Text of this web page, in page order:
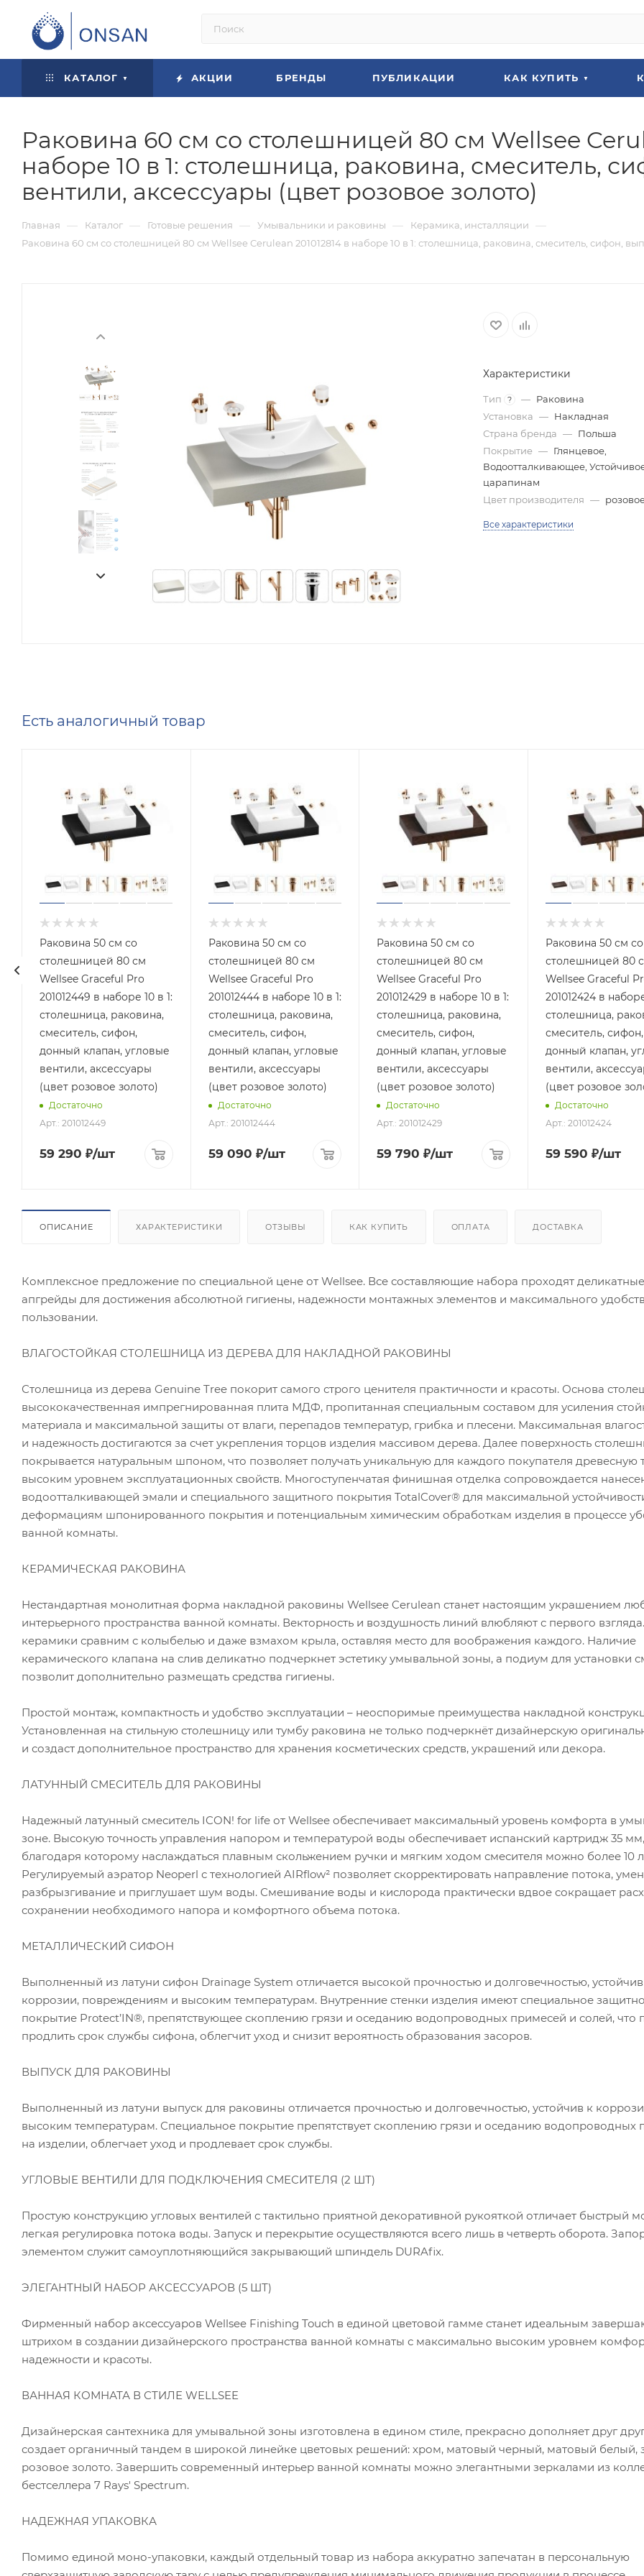
КАТАЛОГ АКЦИИ БРЕНДЫ ПУБЛИКАЦИИ КАК КУПИТЬ
Раковина 60 см со столешницей 80 см Wellsee
наборе 10 в 1: столешница, раковина, смеситель,
вентили, аксессуары (цвет розовое золото)
Главная — Каталог — Готовые решения — Умывальники и раковины — Керамика, инсталляции —
Раковина 60 см со столешницей 80 см Wellsee Cerulean 201012814 в наборе 10 в 1: столешница, раковина, смеситель, сифон,
Характеристики
Тип ? — Раковина
Установка — Накладная
Страна бренда — Польша
Покрытие — Глянцевое,
Водоотталкивающее,
царапинам
Цвет производителя —
Все характеристики
Есть аналогичный товар
Раковина 50 см со
столешницей 80 см
Wellsee Graceful Pro
201012449 в наборе 10 в 1:
столешница, раковина,
смеситель, сифон,
донный клапан, угловые
вентили, аксессуары
(цвет розовое золото)
Достаточно
Арт.: 201012449
59 290 ₽/шт
Раковина 50 см со
столешницей 80 см
Wellsee Graceful Pro
201012444 в наборе 10 в 1:
столешница, раковина,
смеситель, сифон,
донный клапан, угловые
вентили, аксессуары
(цвет розовое золото)
Достаточно
Арт.: 201012444
59 090 ₽/шт
Раковина 50 см со
столешницей 80 см
Wellsee Graceful Pro
201012429 в наборе 10 в 1:
столешница, раковина,
смеситель, сифон,
донный клапан, угловые
вентили, аксессуары
(цвет розовое золото)
Достаточно
Арт.: 201012429
59 790 ₽/шт
Раковина 50 см со
столешницей 80
Wellsee Graceful
201012424 в
столешница,
смеситель, сифон,
донный клапан,
вентили,
(цвет розовое
Достаточно
Арт.: 201012424
59 590 ₽/шт
ОПИСАНИЕ ХАРАКТЕРИСТИКИ ОТЗЫВЫ КАК КУПИТЬ ОПЛАТА ДОСТАВКА
Комплексное предложение по специальной цене от Wellsee. Все составляющие набора проходят деликатные
апгрейды для достижения абсолютной гигиены, надежности монтажных элементов и максимального
пользовании.
ВЛАГОСТОЙКАЯ СТОЛЕШНИЦА ИЗ ДЕРЕВА ДЛЯ НАКЛАДНОЙ РАКОВИНЫ
Столешница из дерева Genuine Tree покорит самого строго ценителя практичности и красоты. Основа
высококачественная импрегнированная плита МДФ, пропитанная специальным составом для усиления
материала и максимальной защиты от влаги, перепадов температур, грибка и плесени. Максимальная
и надежность достигаются за счет укрепления торцов изделия массивом дерева. Далее поверхность
покрывается натуральным шпоном, что позволяет получать уникальную для каждого покупателя древесную
высоким уровнем эксплуатационных свойств. Многоступенчатая финишная отделка сопровождается
водоотталкивающей эмали и специального защитного покрытия TotalCover® для максимальной
деформациям шпонированного покрытия и потенциальным химическим обработкам изделия в процессе
ванной комнаты.
КЕРАМИЧЕСКАЯ РАКОВИНА
Нестандартная монолитная форма накладной раковины Wellsee Cerulean станет настоящим украшением
интерьерного пространства ванной комнаты. Векторность и воздушность линий влюбляют с первого
керамики сравним с колыбелью и даже взмахом крыла, оставляя место для воображения каждого. Наличие
керамического клапана на слив деликатно подчеркнет эстетику умывальной зоны, а подиум для установки
позволит дополнительно размещать средства гигиены.
Простой монтаж, компактность и удобство эксплуатации – неоспоримые преимущества накладной
Установленная на стильную столешницу или тумбу раковина не только подчеркнёт дизайнерскую
и создаст дополнительное пространство для хранения косметических средств, украшений или декора.
ЛАТУННЫЙ СМЕСИТЕЛЬ ДЛЯ РАКОВИНЫ
Надежный латунный смеситель ICON! for life от Wellsee обеспечивает максимальный уровень комфорта в
зоне. Высокую точность управления напором и температурой воды обеспечивает испанский картридж 35 мм,
благодаря которому наслаждаться плавным скольжением ручки и мягким ходом смесителя можно более 10
Регулируемый аэратор Neoperl с технологией AIRflow² позволяет скорректировать направление потока,
разбрызгивание и приглушает шум воды. Смешивание воды и кислорода практически вдвое сокращает
сохранении необходимого напора и комфортного объема потока.
МЕТАЛЛИЧЕСКИЙ СИФОН
Выполненный из латуни сифон Drainage System отличается высокой прочностью и долговечностью,
коррозии, повреждениям и высоким температурам. Внутренние стенки изделия имеют специальное
покрытие Protect’IN®, препятствующее скоплению грязи и оседанию водопроводных примесей и солей, что
продлить срок службы сифона, облегчит уход и снизит вероятность образования засоров.
ВЫПУСК ДЛЯ РАКОВИНЫ
Выполненный из латуни выпуск для раковины отличается прочностью и долговечностью, устойчив к
высоким температурам. Специальное покрытие препятствует скоплению грязи и оседанию водопроводных
на изделии, облегчает уход и продлевает срок службы.
УГЛОВЫЕ ВЕНТИЛИ ДЛЯ ПОДКЛЮЧЕНИЯ СМЕСИТЕЛЯ (2 ШТ)
Простую конструкцию угловых вентилей с тактильно приятной декоративной рукояткой отличает быстрый
легкая регулировка потока воды. Запуск и перекрытие осуществляются всего лишь в четверть оборота.
элементом служит самоуплотняющийся закрывающий шпиндель DURAfix.
ЭЛЕГАНТНЫЙ НАБОР АКСЕССУАРОВ (5 ШТ)
Фирменный набор аксессуаров Wellsee Finishing Touch в единой цветовой гамме станет идеальным
штрихом в создании дизайнерского пространства ванной комнаты с максимально высоким уровнем
надежности и красоты.
ВАННАЯ КОМНАТА В СТИЛЕ WELLSEE
Дизайнерская сантехника для умывальной зоны изготовлена в едином стиле, прекрасно дополняет друг
создает органичный тандем в широкой линейке цветовых решений: хром, матовый черный, матовый белый,
розовое золото. Завершить современный интерьер ванной комнаты можно элегантными зеркалами из
бестселлера 7 Rays' Spectrum.
НАДЕЖНАЯ УПАКОВКА
Помимо единой моно-упаковки, каждый отдельный товар из набора аккуратно запечатан в персональную